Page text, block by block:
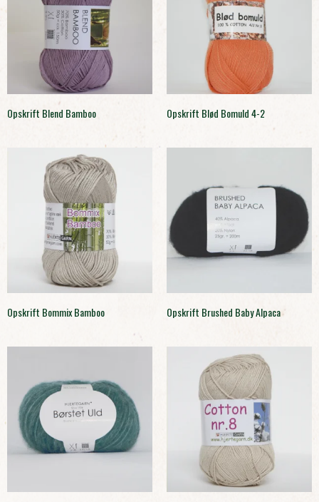
Opskrift Blend Bamboo Opskrift Blød Bomuld 4-2
Opskrift Bommix Bamboo Opskrift Brushed Baby Alpaca